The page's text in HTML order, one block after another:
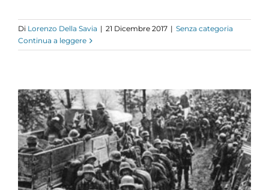
Di Lorenzo Della Savia | 21 Dicembre 2017 | Senza categoria
Continua a leggere